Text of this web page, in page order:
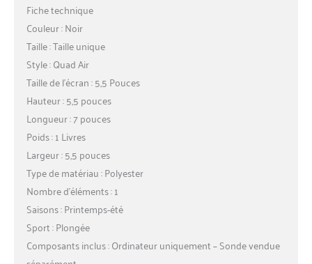
Fiche technique
Couleur : Noir
Taille : Taille unique
Style : Quad Air
Taille de l’écran : 5,5 Pouces
Hauteur : 5,5 pouces
Longueur : 7 pouces
Poids : 1 Livres
Largeur : 5,5 pouces
Type de matériau : Polyester
Nombre d’éléments : 1
Saisons : Printemps-été
Sport : Plongée
Composants inclus : Ordinateur uniquement – Sonde vendue